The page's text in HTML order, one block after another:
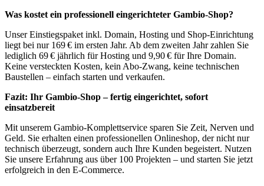
Was kostet ein professionell eingerichteter Gambio-Shop?
Unser Einstiegspaket inkl. Domain, Hosting und Shop-Einrichtung
liegt bei nur 169 € im ersten Jahr. Ab dem zweiten Jahr zahlen Sie
lediglich 69 € jährlich für Hosting und 9,90 € für Ihre Domain.
Keine versteckten Kosten, kein Abo-Zwang, keine technischen
Baustellen – einfach starten und verkaufen.
Fazit: Ihr Gambio-Shop – fertig eingerichtet, sofort
einsatzbereit
Mit unserem Gambio-Komplettservice sparen Sie Zeit, Nerven und
Geld. Sie erhalten einen professionellen Onlineshop, der nicht nur
technisch überzeugt, sondern auch Ihre Kunden begeistert. Nutzen
Sie unsere Erfahrung aus über 100 Projekten – und starten Sie jetzt
erfolgreich in den E-Commerce.